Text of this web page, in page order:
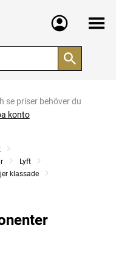
Meny
se priser behöver du
konto
Lyft
klassade